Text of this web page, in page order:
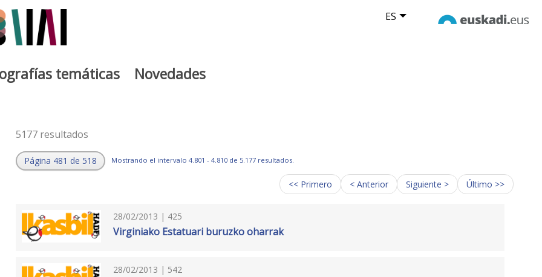
ES
temáticas Novedades
5177 resultados
Página 481 de 518 Mostrando el intervalo 4.801 - 4.810 de 5.177 resultados.
<< Primero < Anterior Siguiente > Último >>
28/02/2013 | 425
Virginiako Estatuari buruzko oharrak
28/02/2013 | 542